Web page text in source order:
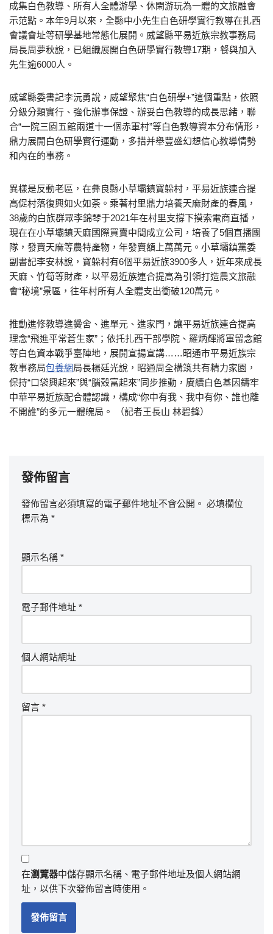
成集白色教導、所有人全體游學、休閑游玩為一體的文旅融會
示范點。本年9月以來，全縣中小先生白色研學實行教導在扎西
會議會址等研學基地常態化展開。威望縣平易近族宗教事務局
局長周夢秋說，已組織展開白色研學實行教導17期，餐與加入
先生逾6000人。
威望縣委書記李沅勇說，威望聚焦“白色研學+”這個重點，依照
分級分類實行、強化辦事保證、辦妥白色教導的成長思緒，聯
合“一院三園五館兩道十一個赤軍村”等白色教導資本分布情形，
鼎力展開白色研學實行運動，多措并舉豐盛幻想信心教導情勢
和內在的事務。
異樣是反動老區，在彝良縣小草壩鎮寶躲村，平易近族連合提
高促村落復興如火如荼。乘著村里鼎力培養天麻財產的春風，
38歲的白族群眾李錦琴于2021年在村里支撐下摸索電商直播，
現在在小草壩鎮天麻國際買賣中間成立公司，培養了5個直播團
隊，發賣天麻等農特產物，年發賣額上萬萬元。小草壩鎮黨委
副書記李安林說，寶躲村有6個平易近族3900多人，近年來成長
天麻、竹筍等財產，以平易近族連合提高為引領打造農文旅融
會“秘境”景區，往年村所有人全體支出衝破120萬元。
推動進修教導進黌舍、進單元、進家門，讓平易近族連合提高
理念“飛進平常蒼生家”；依托扎西干部學院、羅炳輝將軍留念館
等白色資本戰爭臺陣地，展開宣揚宣講……昭通市平易近族宗
教事務局包養網局長楊廷光說，昭通周全構筑共有精力家園，
保持“口袋興起來”與“腦殼富起來”同步推動，賡續白色基因鑄牢
中華平易近族配合體認識，構成“你中有我、我中有你、誰也離
不開誰”的多元一體魄局。 （記者王長山 林碧鋒）
發佈留言
發佈留言必須填寫的電子郵件地址不會公開。 必填欄位
標示為 *
顯示名稱 *
電子郵件地址 *
個人網站網址
留言 *
在瀏覽器中儲存顯示名稱、電子郵件地址及個人網站網
址，以供下次發佈留言時使用。